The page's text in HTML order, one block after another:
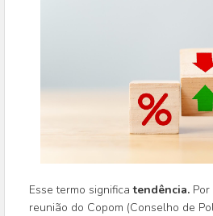
Esse termo significa tendência.
reunião do Copom (Conselho de